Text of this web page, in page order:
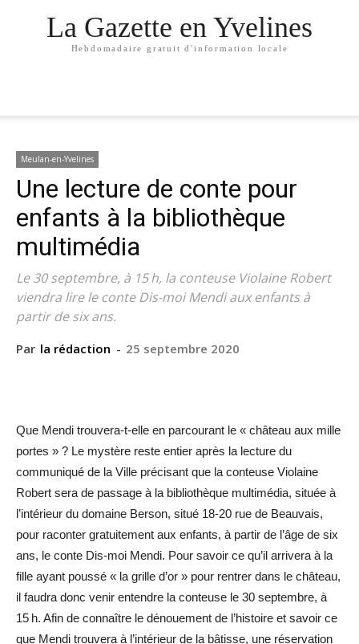
La Gazette en Yvelines
Hebdomadaire gratuit d'information locale
Meulan-en-Yvelines
Une lecture de conte pour
enfants à la bibliothèque
multimédia
Le 30 septembre, à 15 h, la conteuse Violaine Robert
viendra lire le conte Dis-moi Mendi aux enfants à
partir de six ans.
Par la rédaction - 25 septembre 2020
Que Mendi trouvera-t-elle en parcourant le « château aux mille
portes » ? Le mystère reste entier après la lecture du
communiqué de la Ville précisant que la conteuse Violaine
Robert sera de passage à la bibliothèque multimédia, située à
l’intérieur du domaine Berson, situé 18-20 rue de Beauvais,
pour raconter gratuitement aux enfants, à partir de l’âge de six
ans, le conte Dis-moi Mendi. Pour savoir ce qu’il arrivera à la
fille ayant poussé « la grille d’or » pour rentrer dans le château,
il faudra donc venir entendre la conteuse le 30 septembre, à
15 h. Afin de connaître le dénouement de l’histoire et savoir ce
que Mendi trouvera à l’intérieur de la bâtisse, une réservation